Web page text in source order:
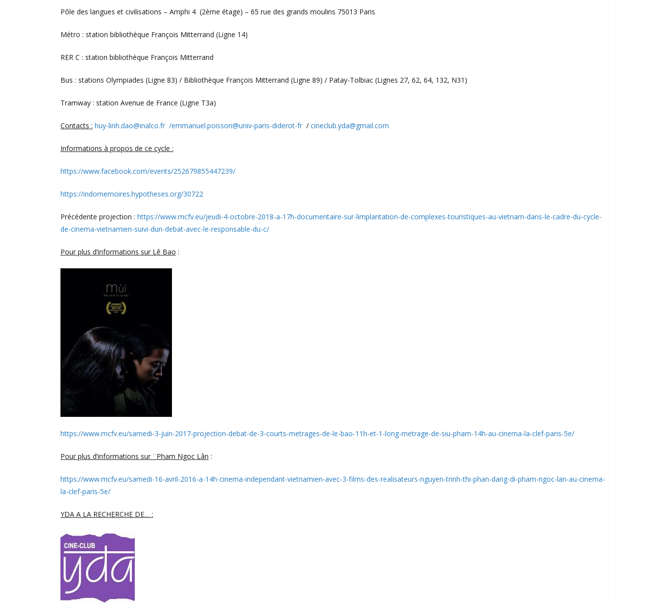
Pôle des langues et civilisations – Amphi 4 (2ème étage) – 65 rue des grands moulins 75013 Paris
Métro : station bibliothèque François Mitterrand (Ligne 14)
RER C : station bibliothèque François Mitterrand
Bus : stations Olympiades (Ligne 83) / Bibliothèque François Mitterrand (Ligne 89) / Patay-Tolbiac (Lignes 27, 62, 64, 132, N31)
Tramway : station Avenue de France (Ligne T3a)
Contacts : huy-linh.dao@inalco.fr /emmanuel.poisson@univ-paris-diderot-fr / cineclub.yda@gmail.com
Informations à propos de ce cycle :
https://www.facebook.com/events/252679855447239/
https://indomemoires.hypotheses.org/30722
Précédente projection : https://www.mcfv.eu/jeudi-4-octobre-2018-a-17h-documentaire-sur-limplantation-de-complexes-touristiques-au-vietnam-dans-le-cadre-du-cycle-
de-cinema-vietnamien-suivi-dun-debat-avec-le-responsable-du-c/
Pour plus d’informations sur Lê Bao :
https://www.mcfv.eu/samedi-3-juin-2017-projection-debat-de-3-courts-metrages-de-le-bao-11h-et-1-long-metrage-de-siu-pham-14h-au-cinema-la-clef-paris-5e/
Pour plus d’informations sur ¨Pham Ngoc Lân :
https://www.mcfv.eu/samedi-16-avril-2016-a-14h-cinema-independant-vietnamien-avec-3-films-des-realisateurs-nguyen-trinh-thi-phan-dang-di-pham-ngoc-lan-au-cinema-
la-clef-paris-5e/
YDA A LA RECHERCHE DE… :